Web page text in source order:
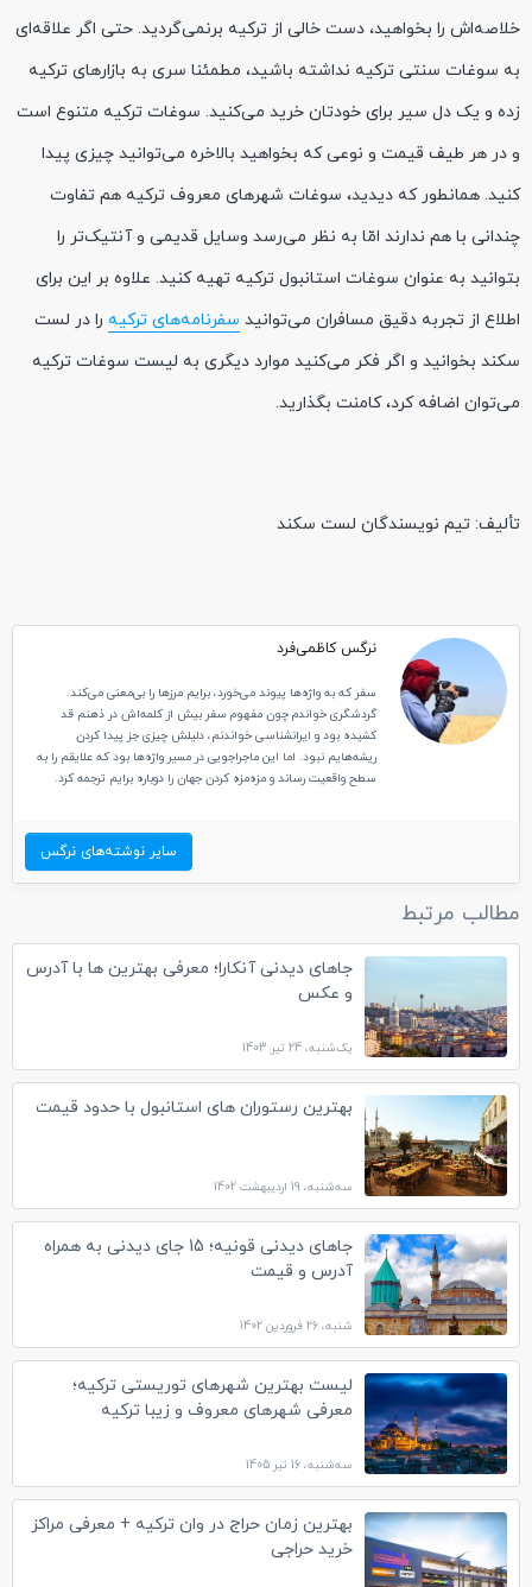
خلاصه‌اش را بخواهید، دست خالی از ترکیه بر‌نمی‌گردید. حتی اگر علاقه‌ای
به سوغات سنتی ترکیه نداشته باشید، مطمئنا سری به بازارهای ترکیه
زده و یک دل سیر برای خودتان خرید می‌کنید. سوغات ترکیه متنوع است
و در هر طیف قیمت و نوعی که بخواهید بالاخره می‌توانید چیزی پیدا
کنید. همانطور که دیدید، سوغات شهرهای معروف ترکیه هم تفاوت
چندانی با هم ندارند امّا به نظر می‌رسد وسایل قدیمی و آنتیک‌تر را
بتوانید به عنوان سوغات استانبول ترکیه تهیه کنید. علاوه بر این برای
اطلاع از تجربه دقیق مسافران می‌توانید سفرنامه‌های ترکیه را در لست
سکند بخوانید و اگر فکر می‌کنید موارد دیگری به لیست سوغات ترکیه
می‌توان اضافه کرد، کامنت بگذارید.
تألیف: تیم نویسندگان لست سکند
نرگس کاظمی‌فرد
سفر که به واژه‌ها پیوند می‌خورد، برایم مرزها را بی‌معنی می‌کند.
گردشگری خواندم چون مفهوم سفر بیش از کلمه‌اش در ذهنم قد
کشیده بود و ایرانشناسی خواندنم، دلیلش چیزی جز پیدا کردن
ریشه‌هایم نبود. اما این ماجراجویی در مسیر واژه‌ها بود که علایقم را به
سطح واقعیت رساند و مزه‌مزه کردن جهان را دوباره برایم ترجمه کرد.
سایر نوشته‌های نرگس
مطالب مرتبط
جاهای دیدنی آنکارا؛ معرفی بهترین ها با آدرس
و عکس
یک‌شنبه، 24 تیر 1403
بهترین رستوران های استانبول با حدود قیمت
سه‌شنبه، 19 اردیبهشت 1402
جاهای دیدنی قونیه؛ 15 جای دیدنی به همراه
آدرس و قیمت
شنبه، 26 فروردین 1402
لیست بهترین شهرهای توریستی ترکیه؛
معرفی شهرهای معروف و زیبا ترکیه
سه‌شنبه، 16 تیر 1405
بهترین زمان حراج در وان ترکیه + معرفی مراکز
خرید حراجی